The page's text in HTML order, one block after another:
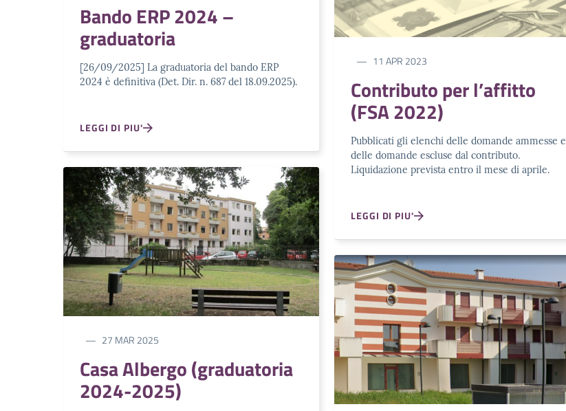
Bando ERP 2024 –
graduatoria
[26/09/2025] La graduatoria del bando ERP
2024 è definitiva (Det. Dir. n. 687 del 18.09.2025).
LEGGI DI PIU'
27 MAR 2025
Casa Albergo (graduatoria
2024-2025)
11 APR 2023
Contributo per l’affitto
(FSA 2022)
Pubblicati gli elenchi delle domande ammesse e
delle domande escluse dal contributo.
Liquidazione prevista entro il mese di aprile.
LEGGI DI PIU'